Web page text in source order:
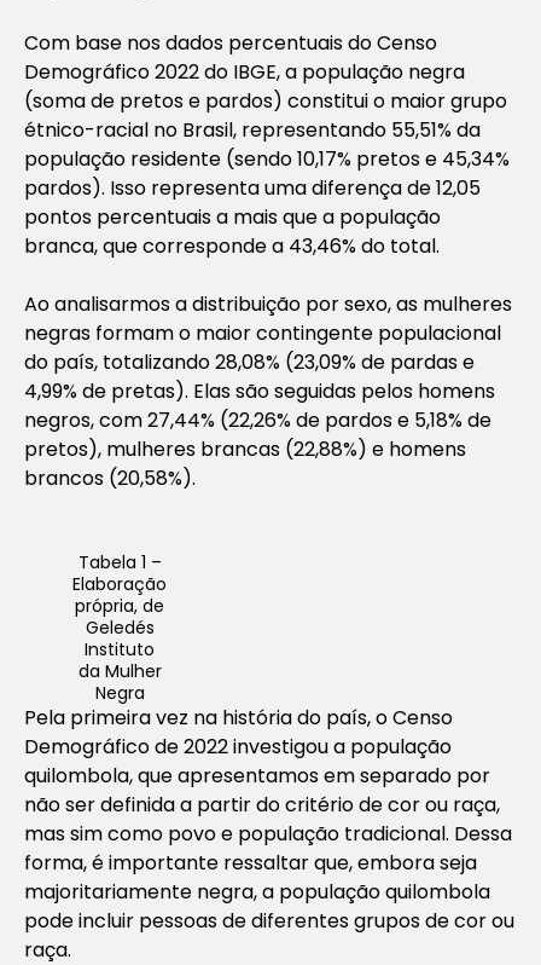
Com base nos dados percentuais do Censo
Demográfico 2022 do IBGE, a população negra
(soma de pretos e pardos) constitui o maior grupo
étnico-racial no Brasil, representando 55,51% da
população residente (sendo 10,17% pretos e 45,34%
pardos). Isso representa uma diferença de 12,05
pontos percentuais a mais que a população
branca, que corresponde a 43,46% do total.
Ao analisarmos a distribuição por sexo, as mulheres
negras formam o maior contingente populacional
do país, totalizando 28,08% (23,09% de pardas e
4,99% de pretas). Elas são seguidas pelos homens
negros, com 27,44% (22,26% de pardos e 5,18% de
pretos), mulheres brancas (22,88%) e homens
brancos (20,58%).
Tabela 1 –
Elaboração
própria, de
Geledés
Instituto
da Mulher
Negra
Pela primeira vez na história do país, o Censo
Demográfico de 2022 investigou a população
quilombola, que apresentamos em separado por
não ser definida a partir do critério de cor ou raça,
mas sim como povo e população tradicional. Dessa
forma, é importante ressaltar que, embora seja
majoritariamente negra, a população quilombola
pode incluir pessoas de diferentes grupos de cor ou
raça.